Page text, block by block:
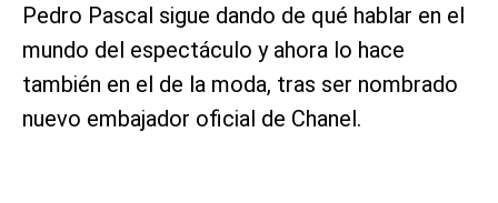
Pedro Pascal sigue dando de qué hablar en el
mundo del espectáculo y ahora lo hace
también en el de la moda, tras ser nombrado
nuevo embajador oficial de Chanel.